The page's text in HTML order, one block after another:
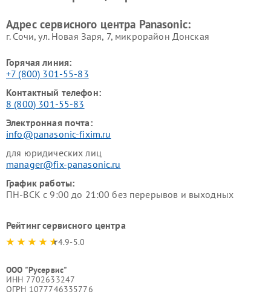
Адрес сервисного центра Panasonic:
г. Сочи, ул. Новая Заря, 7, микрорайон Донская
Горячая линия:
+7 (800) 301-55-83
Контактный телефон:
8 (800) 301-55-83
Электронная почта:
info@panasonic-fixim.ru
для юридических лиц
manager@fix-panasonic.ru
График работы:
ПН-ВСК с 9:00 до 21:00 без перерывов и выходных
Рейтинг сервисного центра
4.9-5.0
ООО "Русервис"
ИНН 7702633247
ОГРН 1077746335776